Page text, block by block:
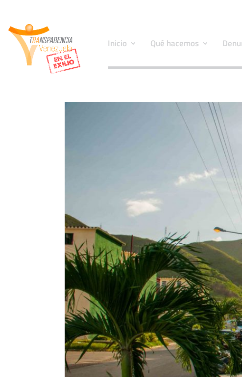
Inicio Qué hacemos